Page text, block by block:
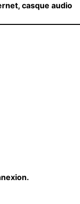
casque audio